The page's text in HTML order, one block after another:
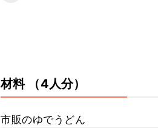
材料 （4人分）
市販のゆでうどん